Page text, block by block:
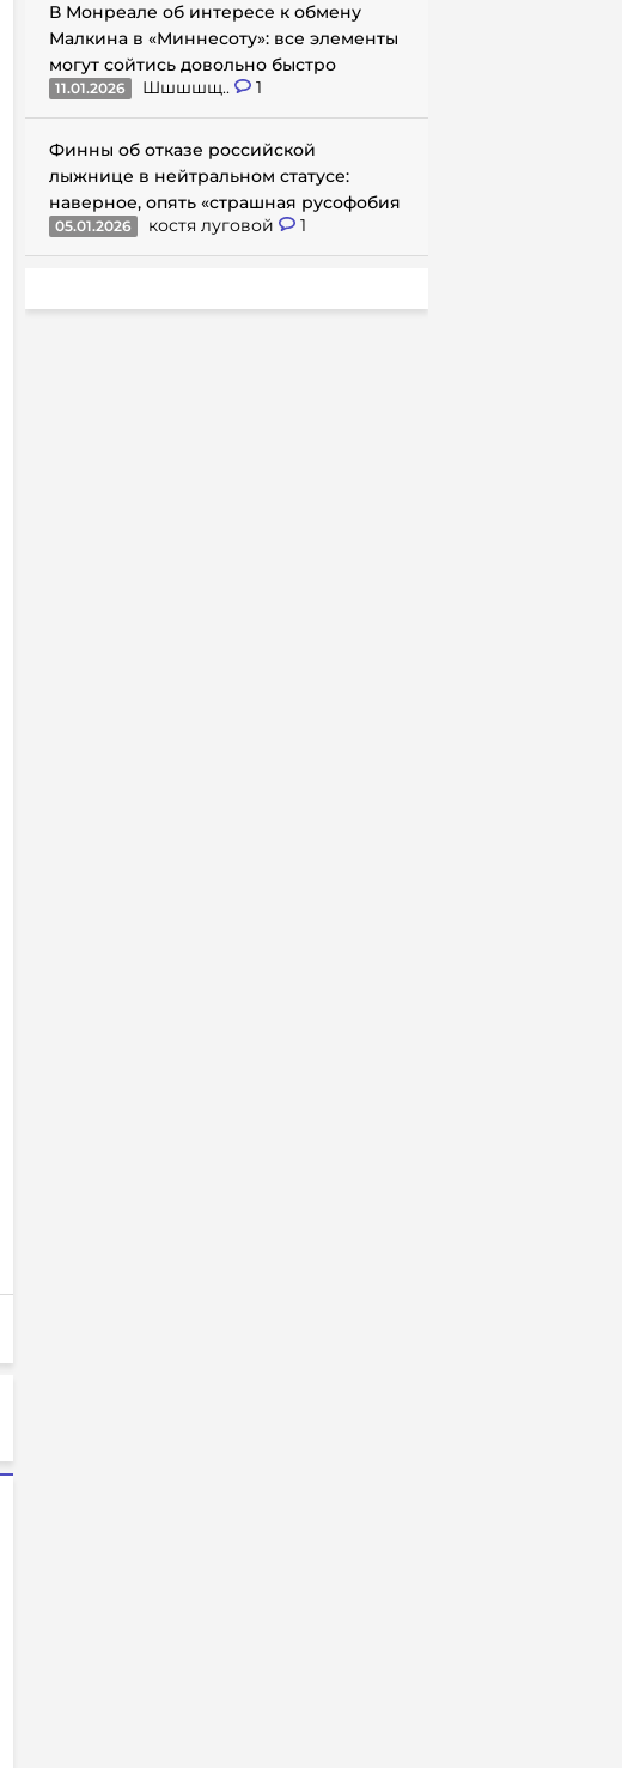
В Монреале об интересе к обмену
Малкина в «Миннесоту»: все элементы
могут сойтись довольно быстро
11.01.2026 Шшшшщ.. 1
Финны об отказе российской
лыжнице в нейтральном статусе:
наверное, опять «страшная русофобия
05.01.2026 костя луговой 1